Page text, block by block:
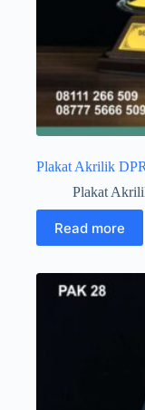
Plakat Akrilik
Plakat
Read more